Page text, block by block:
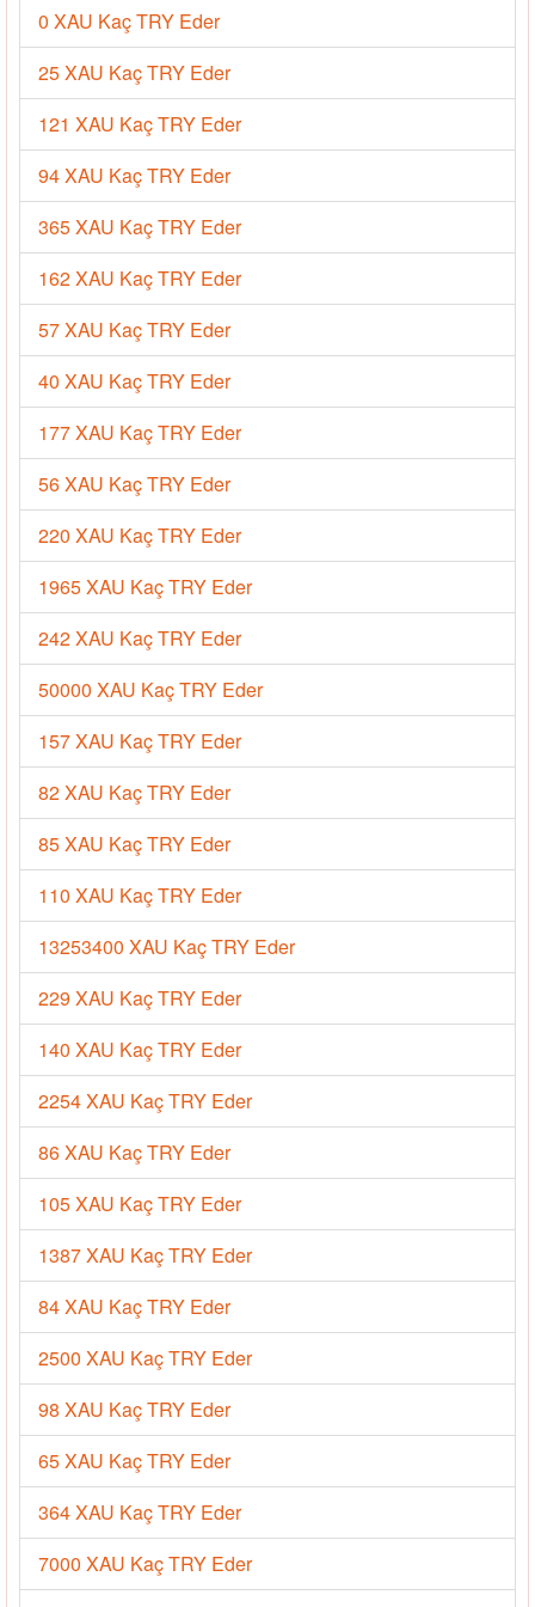
0 XAU Kaç TRY Eder
25 XAU Kaç TRY Eder
121 XAU Kaç TRY Eder
94 XAU Kaç TRY Eder
365 XAU Kaç TRY Eder
162 XAU Kaç TRY Eder
57 XAU Kaç TRY Eder
40 XAU Kaç TRY Eder
177 XAU Kaç TRY Eder
56 XAU Kaç TRY Eder
220 XAU Kaç TRY Eder
1965 XAU Kaç TRY Eder
242 XAU Kaç TRY Eder
50000 XAU Kaç TRY Eder
157 XAU Kaç TRY Eder
82 XAU Kaç TRY Eder
85 XAU Kaç TRY Eder
110 XAU Kaç TRY Eder
13253400 XAU Kaç TRY Eder
229 XAU Kaç TRY Eder
140 XAU Kaç TRY Eder
2254 XAU Kaç TRY Eder
86 XAU Kaç TRY Eder
105 XAU Kaç TRY Eder
1387 XAU Kaç TRY Eder
84 XAU Kaç TRY Eder
2500 XAU Kaç TRY Eder
98 XAU Kaç TRY Eder
65 XAU Kaç TRY Eder
364 XAU Kaç TRY Eder
7000 XAU Kaç TRY Eder